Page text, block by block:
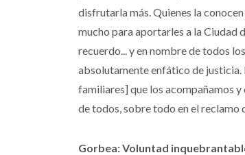
disfrutarla más. Quienes la
mucho para aportarles a la Ciudad
recuerdo... y en nombre de todos
absolutamente enfático de justicia.
familiares] que los acompañamos
de todos, sobre todo en el reclamo
Gorbea: Voluntad